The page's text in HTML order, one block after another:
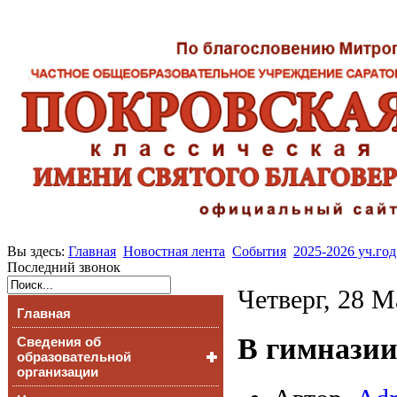
Вы здесь: Главная Новостная лента События 2025-2026 уч.год
Последний звонок
Главная
Сведения об
образовательной
организации
Четверг, 28
В